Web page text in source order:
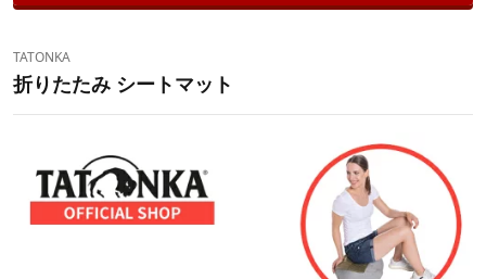
TATONKA
折りたたみ シートマット